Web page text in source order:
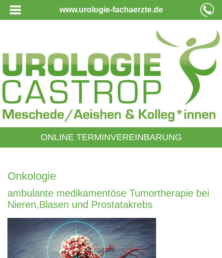
www.urologie-fachaerzte.de
ONLINE TERMINVEREINBARUNG
Onkologie
ambulante medikamentöse Tumortherapie bei
Nieren,Blasen und Prostatakrebs